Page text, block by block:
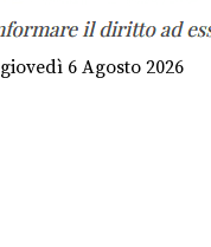
giovedì 6 Agosto 2026